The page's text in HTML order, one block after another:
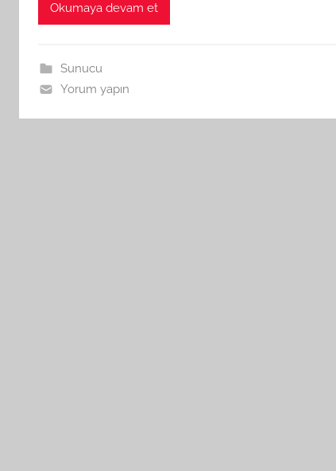
Okumaya devam et
Sunucu
Yorum yapın